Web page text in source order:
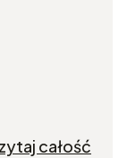
całość